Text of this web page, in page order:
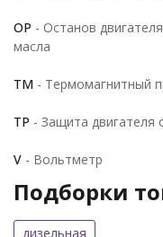
OP - Останов
масла
TM - Термомагнитный
TP - Защита двигателя
V - Вольтметр
Подборки
дизельная